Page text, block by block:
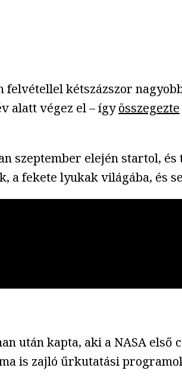
kétszázszor
alatt végez el – ígyösszegezte
szeptember elején startol,
a fekete lyukak világába, és
után kapta, aki a NASA
is zajló űrkutatási